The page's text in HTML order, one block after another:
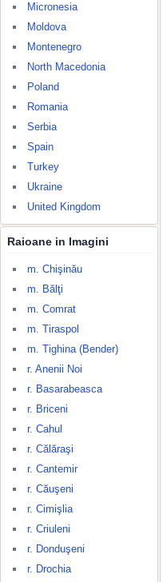
Micronesia
Moldova
Montenegro
North Macedonia
Poland
Romania
Serbia
Spain
Turkey
Ukraine
United Kingdom
Raioane in Imagini
m. Chişinău
m. Bălţi
m. Comrat
m. Tiraspol
m. Tighina (Bender)
r. Anenii Noi
r. Basarabeasca
r. Briceni
r. Cahul
r. Călăraşi
r. Cantemir
r. Căuşeni
r. Cimişlia
r. Criuleni
r. Donduşeni
r. Drochia